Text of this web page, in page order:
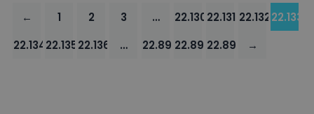
← 1 2 3 … 22.130 22.131 22.132 22.133
22.134 22.135 22.136 … 22.89522.89622.897 →